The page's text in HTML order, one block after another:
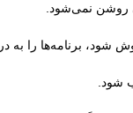
روشن نمی‌شود.
برنامه‌ها را به
شود.